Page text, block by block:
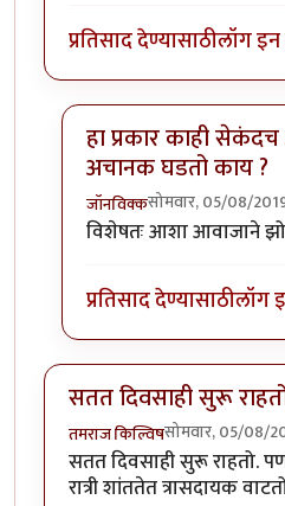
प्रतिसाद देण्यासाठीलॉग
हा प्रकार काही
अचानक घडतो काय ?
जॉनविक्कसोमवार, 05/08/
In reply toडॉक्टर साहेब
विशेषतः आशा आवाजाने
प्रतिसाद देण्यासाठीलॉग
सतत दिवसाही सुरू
तमराज किल्विषसोमवार, 05/08/
सतत दिवसाही सुरू राहतो.
रात्री शांततेत त्रासदायक